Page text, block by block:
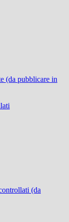
(da pubblicare in
(da